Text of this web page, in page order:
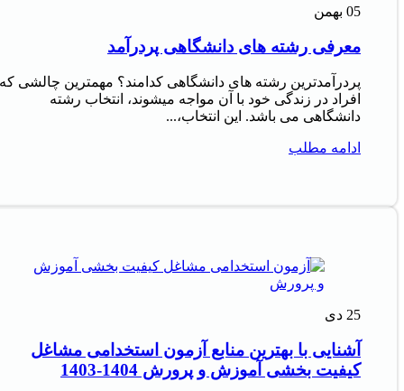
05 بهمن
معرفی رشته های دانشگاهی پردرآمد
پردرآمدترین رشته های دانشگاهی کدامند؟ مهمترین چالشی که
افراد در زندگی خود با آن مواجه میشوند، انتخاب رشته
دانشگاهی می باشد. این انتخاب،...
ادامه مطلب
25 دی
آشنایی با بهترین منابع آزمون استخدامی مشاغل
کیفیت بخشی آموزش و پرورش 1404-1403